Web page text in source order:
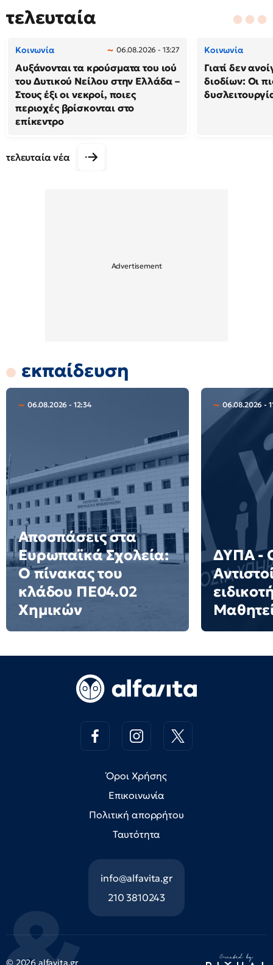
τελευταία
Κοινωνία 06.08.2026 - 13:27
Αυξάνονται τα κρούσματα του ιού
του Δυτικού Νείλου στην Ελλάδα –
Στους έξι οι νεκροί, ποιες
περιοχές βρίσκονται στο
επίκεντρο
Κοινωνία
Γιατί δεν
διοδίων: Οι
τελευταία νέα
εκπαίδευση
06.08.2026 - 12:34
Αποσπάσεις στα
Ευρωπαϊκά Σχολεία:
Ο πίνακας του
κλάδου ΠΕ04.02
Χημικών
06.08.2026 -
ΔΥΠΑ -
Όροι Χρήσης
Επικοινωνία
Πολιτική απορρήτου
Ταυτότητα
info@alfavita.gr
210 3810243
© 2026 alfavita.gr